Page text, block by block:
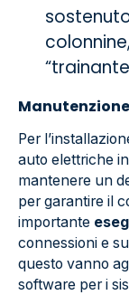
Per
auto elettriche
mantenere un
per garantire il
importante
connessioni e
questo vanno
software per i